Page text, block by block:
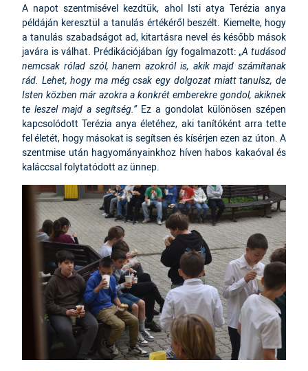
A napot szentmisével kezdtük, ahol Isti atya Terézia anya
példáján keresztül a tanulás értékéről beszélt. Kiemelte, hogy
a tanulás szabadságot ad, kitartásra nevel és később mások
javára is válhat. Prédikációjában így fogalmazott: „A tudásod
nemcsak rólad szól, hanem azokról is, akik majd számítanak
rád. Lehet, hogy ma még csak egy dolgozat miatt tanulsz, de
Isten közben már azokra a konkrét emberekre gondol, akiknek
te leszel majd a segítség.” Ez a gondolat különösen szépen
kapcsolódott Terézia anya életéhez, aki tanítóként arra tette
fel életét, hogy másokat is segítsen és kísérjen ezen az úton. A
szentmise után hagyományainkhoz híven habos kakaóval és
kaláccsal folytatódott az ünnep.